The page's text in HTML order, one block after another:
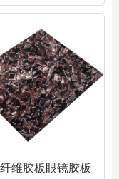
维胶板眼镜胶板